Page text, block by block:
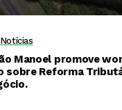
Manoel promove
sobre Reforma